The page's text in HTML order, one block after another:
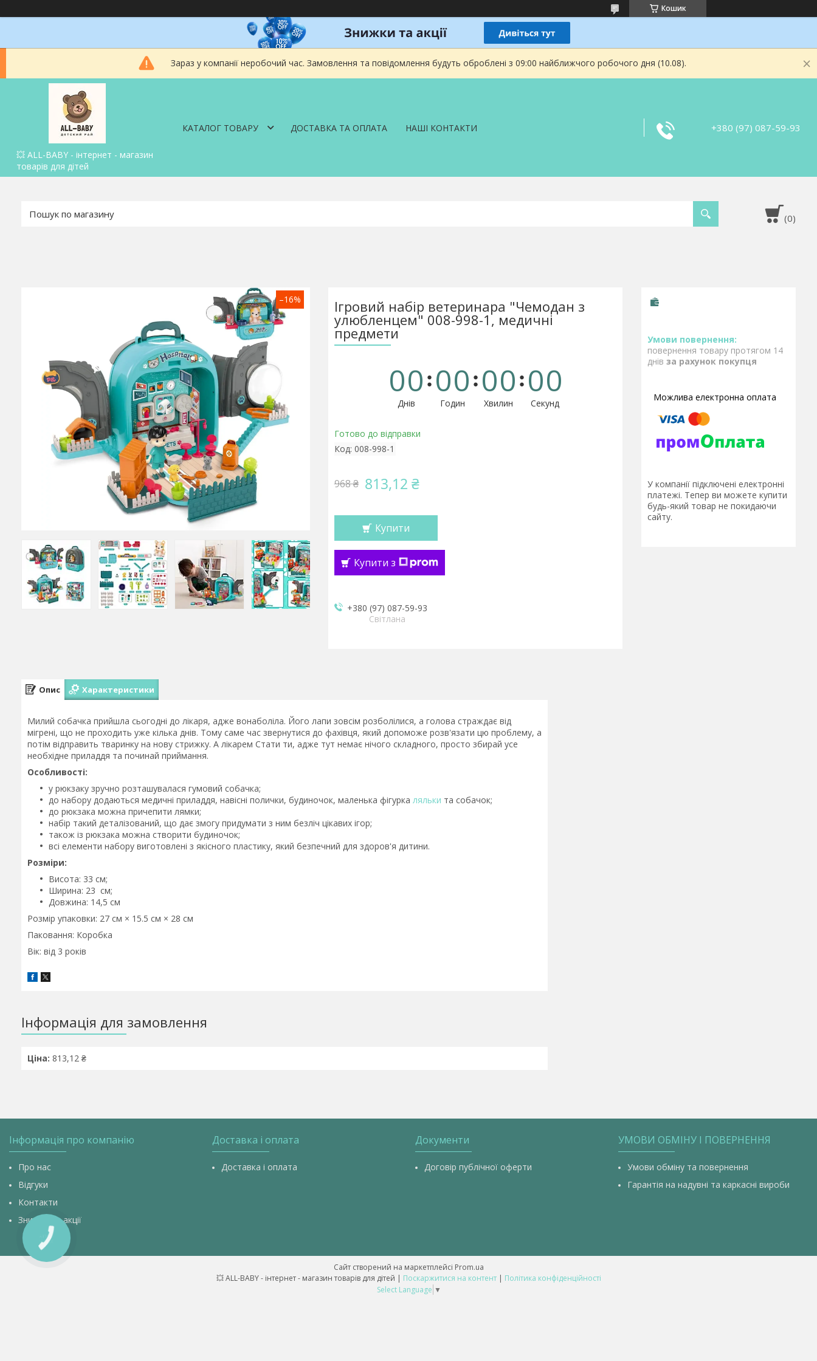
Кошик
Зараз у компанії неробочий час. Замовлення та повідомлення будуть оброблені з 09:00 найближчого робочого дня (10.08).
💥 ALL-BABY - інтернет - магазин
товарів для дітей
КАТАЛОГ ТОВАРУ ДОСТАВКА ТА ОПЛАТА НАШІ КОНТАКТИ +380 (97) 087-59-93
–16% Ігровий набір ветеринара "Чемодан з
улюбленцем" 008-998-1, медичні
предмети
00
Днів
00
Годин
00
Хвилин
00
Секунд
Готово до відправки
Код: 008-998-1
968 ₴ 813,12 ₴
Купити
Купити з
+380 (97) 087-59-93
Світлана
повернення товару протягом 14
днів за рахунок покупця
У компанії підключені електронні
платежі. Тепер ви можете купити
будь-який товар не покидаючи
сайту.
Опис Характеристики
Милий собачка прийшла сьогодні до лікаря, адже вонаболіла. Його лапи зовсім розболілися, а голова страждає від
мігрені, що не проходить уже кілька днів. Тому саме час звернутися до фахівця, який допоможе розв'язати цю проблему, а
потім відправить тваринку на нову стрижку. А лікарем Стати ти, адже тут немає нічого складного, просто збирай усе
необхідне приладдя та починай приймання.
Особливості:
у рюкзаку зручно розташувалася гумовий собачка;
до набору додаються медичні приладдя, навісні полички, будиночок, маленька фігурка ляльки та собачок;
до рюкзака можна причепити лямки;
набір такий деталізований, що дає змогу придумати з ним безліч цікавих ігор;
також із рюкзака можна створити будиночок;
всі елементи набору виготовлені з якісного пластику, який безпечний для здоров'я дитини.
Розміри:
Висота: 33 см;
Ширина: 23 см;
Довжина: 14,5 см
Розмір упаковки: 27 см × 15.5 см × 28 см
Паковання: Коробка
Вік: від 3 років
Інформація для замовлення
Ціна: 813,12 ₴
Інформація про компанію
Про нас
Відгуки
Контакти
Знижки та акції
Доставка і оплата
Доставка і оплата
Документи
Договір публічної оферти
УМОВИ ОБМІНУ І ПОВЕРНЕННЯ
Умови обміну та повернення
Гарантія на надувні та каркасні вироби
Сайт створений на маркетплейсі Prom.ua
💥 ALL-BABY - інтернет - магазин товарів для дітей | Поскаржитися на контент | Політика конфіденційності
Select Language ▼
КНОПКА
ЗВ'ЯЗКУ